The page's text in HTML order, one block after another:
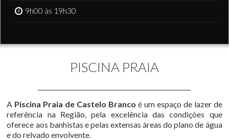
9h00 às 19h30
PISCINA PRAIA
A Piscina Praia de Castelo Branco é um espaço de lazer de
referência na Região, pela excelência das condições que
oferece aos banhistas e pelas extensas áreas do plano de água
e do relvado envolvente.